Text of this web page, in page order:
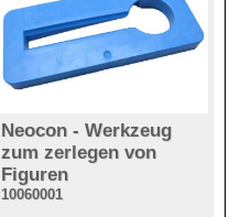
Neocon - Werkzeug
zum zerlegen von
Figuren
10060001